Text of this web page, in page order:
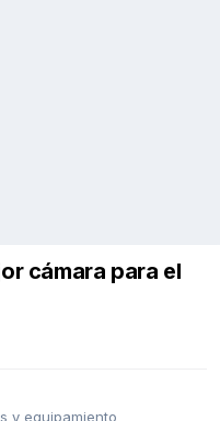
cámara para el
y equipamiento